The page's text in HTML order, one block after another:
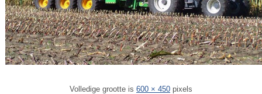
Volledige grootte is 600 × 450 pixels